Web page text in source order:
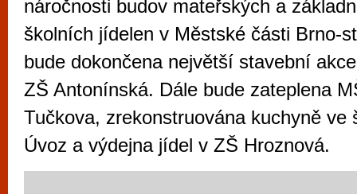
náročnosti budov mateřských a
školních jídelen v Městské části Brno-
bude dokončena největší stavební
ZŠ Antonínská. Dále bude zateplena
Tučkova, zrekonstruována kuchyně ve
Úvoz a výdejna jídel v ZŠ Hroznová.
restaurace,
Mimo jiné je ale také místem, kde si
vyzkoušet různé kasinové hry. V
metropoli naleznete širokou nabídku her
po moderní automaty jak pro pravidelné
příležitostné hráče. V...